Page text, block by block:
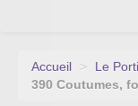
Le Portillon
Accueil > Le
390 Coutumes,